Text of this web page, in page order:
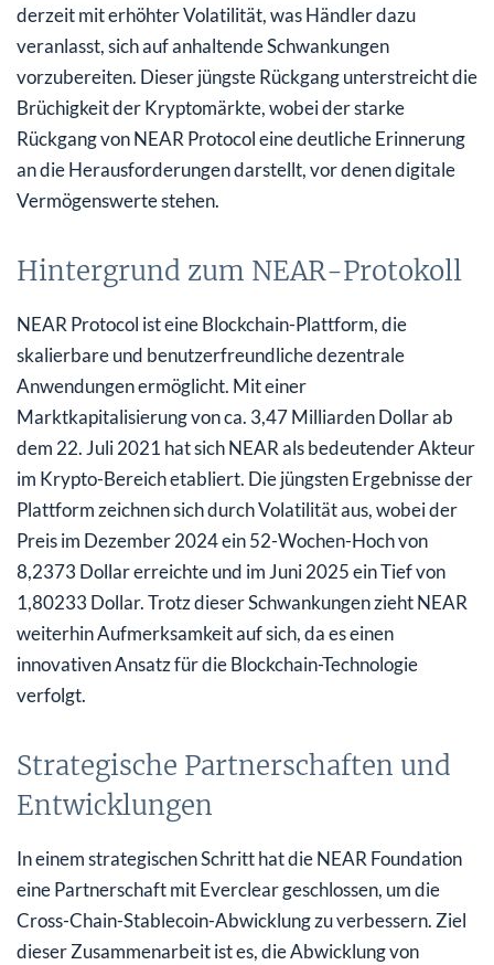
derzeit mit erhöhter Volatilität, was Händler dazu
veranlasst, sich auf anhaltende Schwankungen
vorzubereiten. Dieser jüngste Rückgang unterstreicht die
Brüchigkeit der Kryptomärkte, wobei der starke
Rückgang von NEAR Protocol eine deutliche Erinnerung
an die Herausforderungen darstellt, vor denen digitale
Vermögenswerte stehen.
Hintergrund zum NEAR-Protokoll
NEAR Protocol ist eine Blockchain-Plattform, die
skalierbare und benutzerfreundliche dezentrale
Anwendungen ermöglicht. Mit einer
Marktkapitalisierung von ca. 3,47 Milliarden Dollar ab
dem 22. Juli 2021 hat sich NEAR als bedeutender Akteur
im Krypto-Bereich etabliert. Die jüngsten Ergebnisse der
Plattform zeichnen sich durch Volatilität aus, wobei der
Preis im Dezember 2024 ein 52-Wochen-Hoch von
8,2373 Dollar erreichte und im Juni 2025 ein Tief von
1,80233 Dollar. Trotz dieser Schwankungen zieht NEAR
weiterhin Aufmerksamkeit auf sich, da es einen
innovativen Ansatz für die Blockchain-Technologie
verfolgt.
Strategische Partnerschaften und
Entwicklungen
In einem strategischen Schritt hat die NEAR Foundation
eine Partnerschaft mit Everclear geschlossen, um die
Cross-Chain-Stablecoin-Abwicklung zu verbessern. Ziel
dieser Zusammenarbeit ist es, die Abwicklung von